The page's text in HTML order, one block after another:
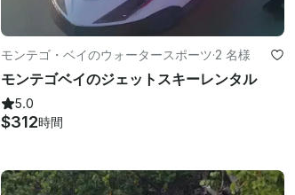
モンテゴ・ベイのウォータースポーツ·2 名様
モンテゴベイのジェットスキーレンタル
5.0
$312時間